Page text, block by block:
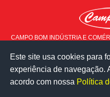
CAMPO BOM INDÚSTRIA E
Rua Doutor Milton Ladeira, 517
Milho Branco - Juiz de Fora - MG
36083-020
Este site usa cookies para
experiência de navegação.
acordo com nossa Política